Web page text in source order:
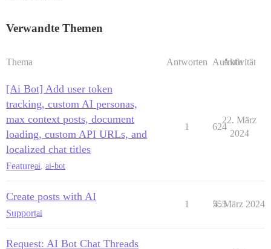
Verwandte Themen
Thema Antworten Aufrufe
Aktivität
[Ai Bot] Add user token
tracking, custom AI personas,
max context posts, document
loading, custom API URLs, and
localized chat titles
Featureai, ai-bot
1 624
22. März
2024
Create posts with AI
Supportai
1 555
4. März 2024
Request: AI Bot Chat Threads